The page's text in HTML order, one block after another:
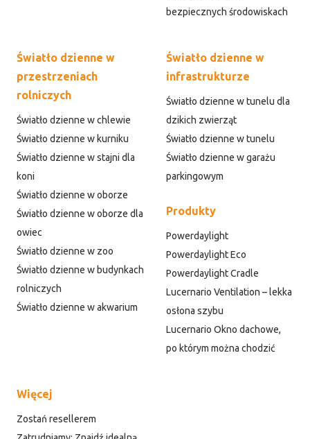
bezpiecznych środowiskach
Światło dzienne w
przestrzeniach
rolniczych
Światło dzienne w chlewie
Światło dzienne w kurniku
Światło dzienne w stajni dla
koni
Światło dzienne w oborze
Światło dzienne w oborze dla
owiec
Światło dzienne w zoo
Światło dzienne w budynkach
rolniczych
Światło dzienne w akwarium
Światło dzienne w
infrastrukturze
Światło dzienne w tunelu dla
dzikich zwierząt
Światło dzienne w tunelu
Światło dzienne w garażu
parkingowym
Produkty
Powerdaylight
Powerdaylight Eco
Powerdaylight Cradle
Lucernario Ventilation – lekka
osłona szybu
Lucernario Okno dachowe,
po którym można chodzić
Więcej
Zostań resellerem